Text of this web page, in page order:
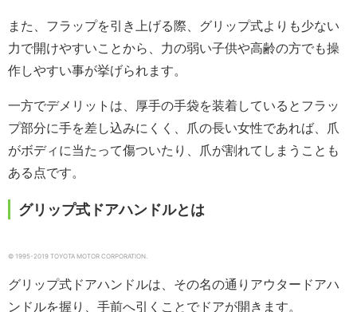
また、フラップを引き上げる際、グリップ式よりも少ない
力で開けやすいことから、力の弱い子供や高齢の方でも操
作しやすい事が挙げられます。
一方でデメリットは、厚手の手袋を装着しているとフラッ
プ部分に手を差し込みにくく、爪の長い女性であれば、爪
がボディに当たって傷ついたり、爪が割れてしまうことも
ある点です。
グリップ式ドアハンドルとは
© 1995-2019 TOYOTA MOTOR CORPORATION.
グリップ式ドアハンドルは、その名の通りアウタードアハ
ンドルを握り、手前へ引くことでドアが開きます。